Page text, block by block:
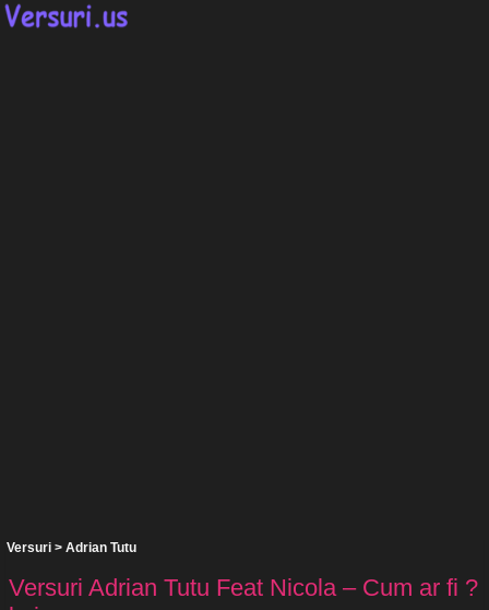
Versuri > Adrian Tutu
Versuri Adrian Tutu Feat Nicola – Cum ar fi ?